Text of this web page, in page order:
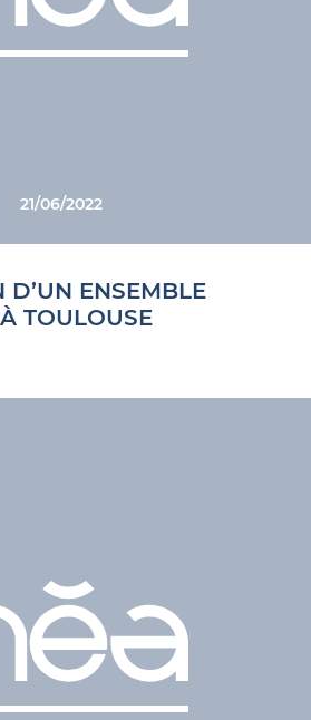
21/06/2022
D’UN ENSEMBLE
TOULOUSE